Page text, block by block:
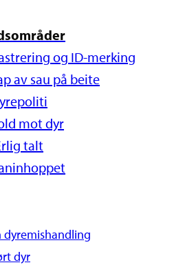
og ID-merking
av sau på beite
mot dyr
talt
dyremishandling
dyr